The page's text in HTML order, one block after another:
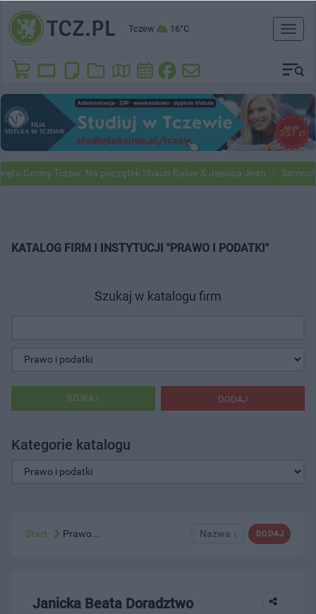
Tczew 16°C
Toggle
Gminy Tczew. Na początek Shaun Baker & Jessica Jean
KATALOG FIRM I INSTYTUCJI "PRAWO I PODATKI"
Szukaj w katalogu firm
DODAJ
SZUKAJ
Kategorie katalogu
DODAJ
Nazwa ↓
Start Prawo...
Janicka Beata Doradztwo